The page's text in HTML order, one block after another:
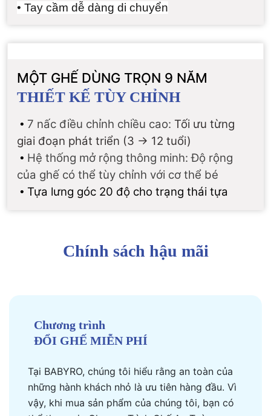
• Tay cầm dễ dàng di chuyển
MỘT GHẾ DÙNG TRỌN 9 NĂM
THIẾT KẾ TÙY CHỈNH
• 7 nấc điều chỉnh chiều cao: Tối ưu từng
giai đoạn phát triển (3 → 12 tuổi)
• Hệ thống mở rộng thông minh: Độ rộng
của ghế có thể tùy chỉnh với cơ thể bé
• Tựa lưng góc 20 độ cho trạng thái tựa
Chính sách hậu mãi
Chương trình
ĐỔI GHẾ MIỄN PHÍ
Tại BABYRO, chúng tôi hiểu rằng an toàn của
những hành khách nhỏ là ưu tiên hàng đầu. Vì
vậy, khi mua sản phẩm của chúng tôi, bạn có